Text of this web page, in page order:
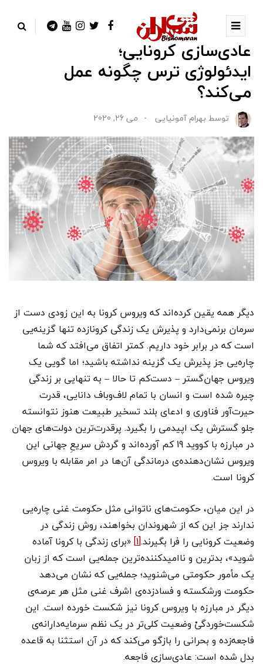
عادی‌سازی کرونایی؛
ایدئولوژی ترس چگونه عمل
می‌کند؟
توسط بهرام آمونیایی می 26, 2020
دیگر همه یقین کرده‌اند که ویروس کرونا به این زودی دست از
سرمان برنمی‌دارد و پذیرش یک زندگی کرونازده تنها گزینه‌یی
است که در برابر خود داریم. کمتر اتفاق می‌افتد که شما
چاره‌یی جز پذیرش یک گزینه‌ نداشته باشید؛ اما گویی یک
ویروس جهان‌گستر – دست‌کم تا حالا – به تنهایی بر زندگی
چیره شده است و انسان با تمام لاف‌وباف دانایی، قدرت
حیرت‌آور فناوری و ادعای بلند تسخیر طبیعت هنوز نتوانسته
جلو گسترش یک اپیدمی را بگیرد. پرقدرت‌ترین دولت‌های جهان
در مبارزه با کووید 19 کم آورده‌اند و گردش سریعِ جهانی این
ویروس نشان‌دهنده‌ی درماندگی آن‌ها در امر مقابله با ویروس
کرونا است.
در این میان، حکومت‌های ناتوانی مثل حکومت غنی چاره‌یی
ندارند جز این که از شهروندان بخواهند، روش زندگی‌ در
وضعیت کرونایی را فرا بگیرند.[1] «برای زندگی با کرونا آماده
شوید»، بدترین و ناامیدکننده‌ترین جمله‌یی است که از زبان
یک مأمور حکومتی می‌شنوید؛ جمله‌یی که نشان می‌دهد
حکومت ورشکسته و فسادزده‌ی اشرف غنی مثل هر عرصه‌ی
دیگر در مبارزه با ویروس کرونا نیز شکست خورده است. این
شکست‌خوردگیْ وضعیت کلی‌تر در یک نظم سرمایه‌دارانه‌ی
فاجعه‌زده و بحرانی را بازگو می‌کند که در آن استثنا به قاعده
بدل شده است: عادی‌سازی فاجعه.